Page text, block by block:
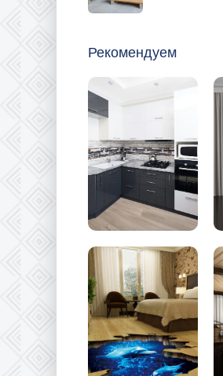
Рекомендуем